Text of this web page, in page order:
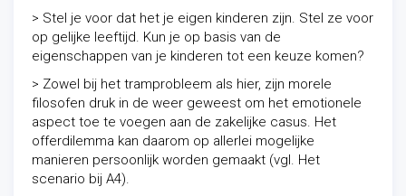
> Stel je voor dat het je eigen kinderen zijn. Stel ze voor
op gelijke leeftijd. Kun je op basis van de
eigenschappen van je kinderen tot een keuze komen?
> Zowel bij het tramprobleem als hier, zijn morele
filosofen druk in de weer geweest om het emotionele
aspect toe te voegen aan de zakelijke casus. Het
offerdilemma kan daarom op allerlei mogelijke
manieren persoonlijk worden gemaakt (vgl. Het
scenario bij A4).